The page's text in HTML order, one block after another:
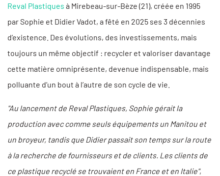
Reval Plastiques à Mirebeau-sur-Bèze (21), créée en 1995
par Sophie et Didier Vadot, a fêté en 2025 ses 3 décennies
d’existence. Des évolutions, des investissements, mais
toujours un même objectif : recycler et valoriser davantage
cette matière omniprésente, devenue indispensable, mais
polluante d’un bout à l’autre de son cycle de vie.
"Au lancement de Reval Plastiques, Sophie gérait la
production avec comme seuls équipements un Manitou et
un broyeur, tandis que Didier passait son temps sur la route
à la recherche de fournisseurs et de clients. Les clients de
ce plastique recyclé se trouvaient en France et en Italie",